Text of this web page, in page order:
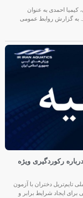
احمدی به عنوان
به گزارش روابط عمومی
رکوردگیری ویژه
تایم‌تریل دختران با آزمون
ایجاد شرایط برابر و